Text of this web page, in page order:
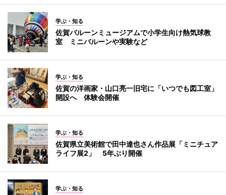
学ぶ・知る
佐賀バルーンミュージアムで小学生向け熱気球教
室 ミニバルーンや実験など
学ぶ・知る
佐賀の洋画家・山口亮一旧宅に「いつでも図工室」
開設へ 体験会開催
学ぶ・知る
佐賀県立美術館で田中達也さん作品展「ミニチュア
ライフ展2」 5年ぶり開催
学ぶ・知る